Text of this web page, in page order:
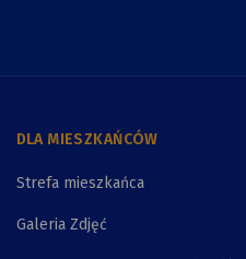
DLA MIESZKAŃCÓW
Strefa mieszkańca
Galeria Zdjęć